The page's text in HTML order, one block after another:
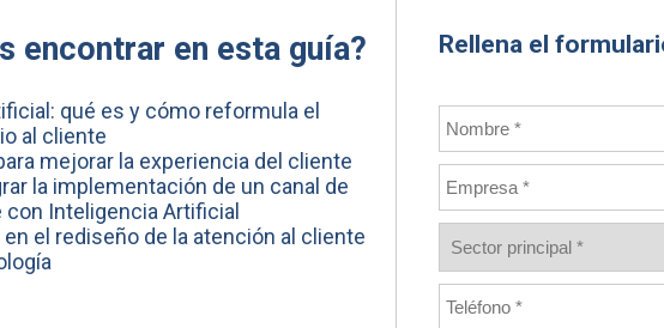
encontrar en esta guía?
qué es y cómo reformula el
al cliente
mejorar la experiencia del cliente
la implementación de un canal de
con Inteligencia Artificial
el rediseño de la atención al cliente
Rellena el